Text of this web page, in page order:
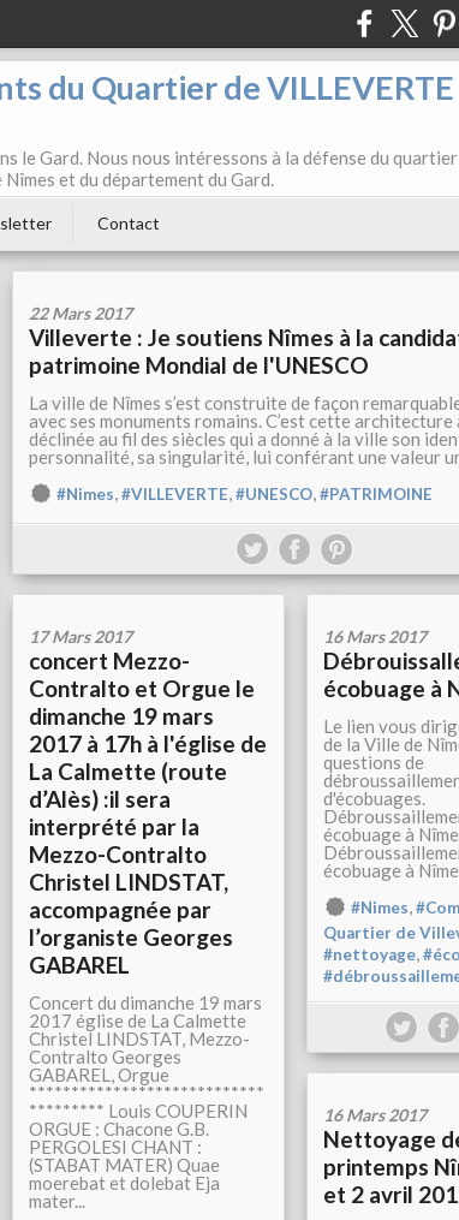
du Quartier de
le Gard. Nous nous intéressons à la défense du
et du département du Gard.
Contact
22 Mars 2017
Villeverte : Je soutiens Nîmes à la
patrimoine Mondial de l'UNESCO
La ville de Nîmes s’est construite de façon
avec ses monuments romains. C’est cette architecture
déclinée au fil des siècles qui a donné à la ville son
personnalité, sa singularité, lui conférant une valeur
#Nimes,#VILLEVERTE,#UNESCO,#PATRIMOINE
17 Mars 2017
concert Mezzo-
Contralto et Orgue le
dimanche 19 mars
2017 à 17h à l'église de
La Calmette (route
d’Alès) :il sera
interprété par la
Mezzo-Contralto
Christel LINDSTAT,
accompagnée par
l’organiste Georges
GABAREL
Concert du dimanche 19 mars
2017 église de La Calmette
Christel LINDSTAT, Mezzo-
Contralto Georges
GABAREL, Orgue
****************************
********* Louis COUPERIN
ORGUE : Chacone G.B.
PERGOLESI CHANT :
(STABAT MATER) Quae
moerebat et dolebat Eja
mater...
16 Mars 2017
écobuage à
Le lien vous
de la Ville de
questions de
d'écobuages.
écobuage à
écobuage à
#Nimes,
Quartier de
#nettoyage,
16 Mars 2017
Nettoyage
printemps
et 2 avril